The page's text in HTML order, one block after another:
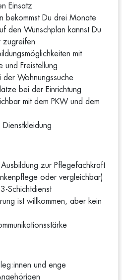
Einsatz
bekommst Du drei Monate
den Wunschplan kannst Du
zugreifen
mit
und Freistellung
der Wohnungssuche
bei der Einrichtung
mit dem PKW und dem
zur Pflegefachkraft
oder vergleichbar)
Schichtdienst
ist willkommen, aber kein
und enge